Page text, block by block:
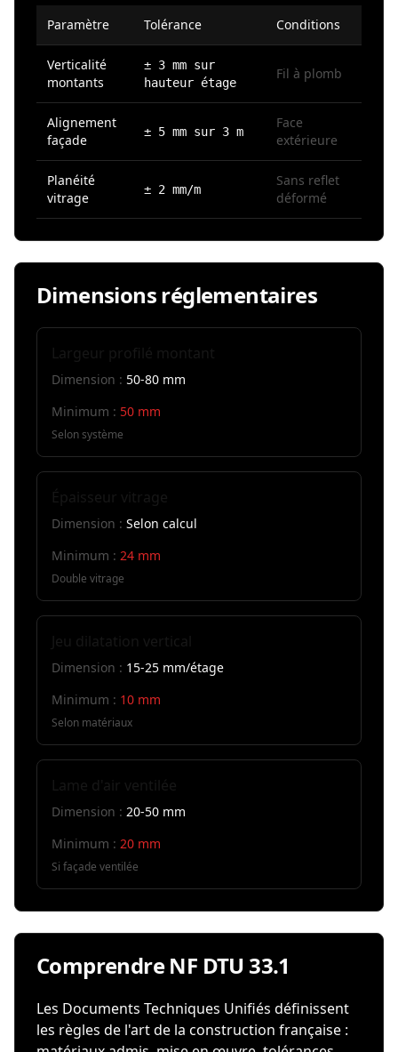
Paramètre Tolérance Conditions
Verticalité
montants
± 3 mm sur
hauteur étage
Fil à plomb
Alignement
façade
± 5 mm sur 3 m
Face
extérieure
Planéité
vitrage
± 2 mm/m
Sans reflet
déformé
Dimensions réglementaires
Dimension : 50-80 mm
Minimum : 50 mm
Selon système
Dimension : Selon calcul
Minimum : 24 mm
Double vitrage
Dimension : 15-25 mm/étage
Minimum : 10 mm
Selon matériaux
Dimension : 20-50 mm
Minimum : 20 mm
Si façade ventilée
Comprendre NF DTU 33.1
Les Documents Techniques Unifiés définissent
les règles de l'art de la construction française :